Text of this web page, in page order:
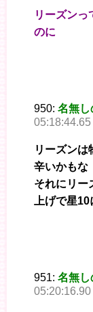
リーズンっ
のに
950: 名無し
リーズンは
辛いかもな
それにリー
上げで星
951: 名無し